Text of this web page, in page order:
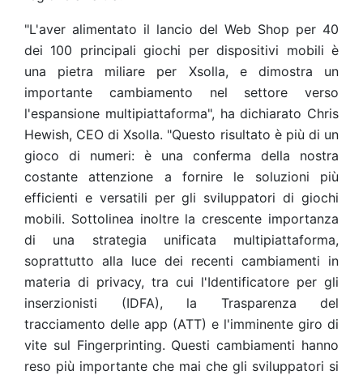
"L'aver alimentato il lancio del Web Shop per 40
dei 100 principali giochi per dispositivi mobili è
una pietra miliare per Xsolla, e dimostra un
importante cambiamento nel settore verso
l'espansione multipiattaforma", ha dichiarato Chris
Hewish, CEO di Xsolla. "Questo risultato è più di un
gioco di numeri: è una conferma della nostra
costante attenzione a fornire le soluzioni più
efficienti e versatili per gli sviluppatori di giochi
mobili. Sottolinea inoltre la crescente importanza
di una strategia unificata multipiattaforma,
soprattutto alla luce dei recenti cambiamenti in
materia di privacy, tra cui l'Identificatore per gli
inserzionisti (IDFA), la Trasparenza del
tracciamento delle app (ATT) e l'imminente giro di
vite sul Fingerprinting. Questi cambiamenti hanno
reso più importante che mai che gli sviluppatori si